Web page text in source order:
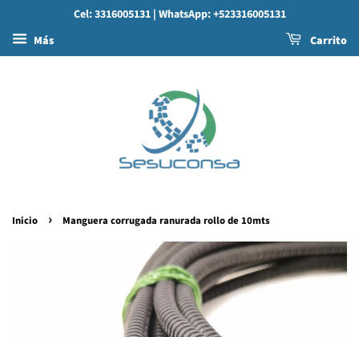
Cel: 3316005131 | WhatsApp: +523316005131
Más
Carrito
Inicio › Manguera corrugada ranurada rollo de 10mts